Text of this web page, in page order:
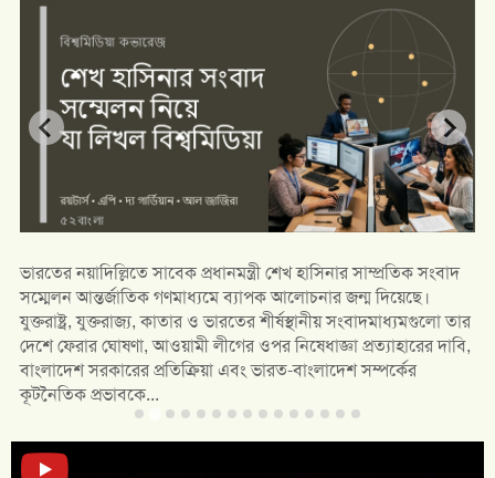
ভারতের নয়াদিল্লিতে সাবেক প্রধানমন্ত্রী শেখ হাসিনার সাম্প্রতিক সংবাদ
সম্মেলন আন্তর্জাতিক গণমাধ্যমে ব্যাপক আলোচনার জন্ম দিয়েছে।
যুক্তরাষ্ট্র, যুক্তরাজ্য, কাতার ও ভারতের শীর্ষস্থানীয় সংবাদমাধ্যমগুলো তার
দেশে ফেরার ঘোষণা, আওয়ামী লীগের ওপর নিষেধাজ্ঞা প্রত্যাহারের দাবি,
বাংলাদেশ সরকারের প্রতিক্রিয়া এবং ভারত-বাংলাদেশ সম্পর্কের
কূটনৈতিক প্রভাবকে...